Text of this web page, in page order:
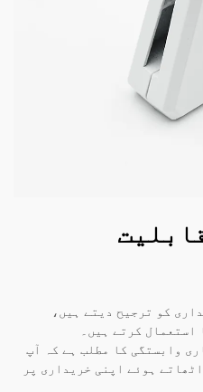
کو ترجیح دیتے ہیں،
کرتے ہیں۔
وابستگی کا مطلب ہے کہ آپ
ہوئے اپنی خریداری پر